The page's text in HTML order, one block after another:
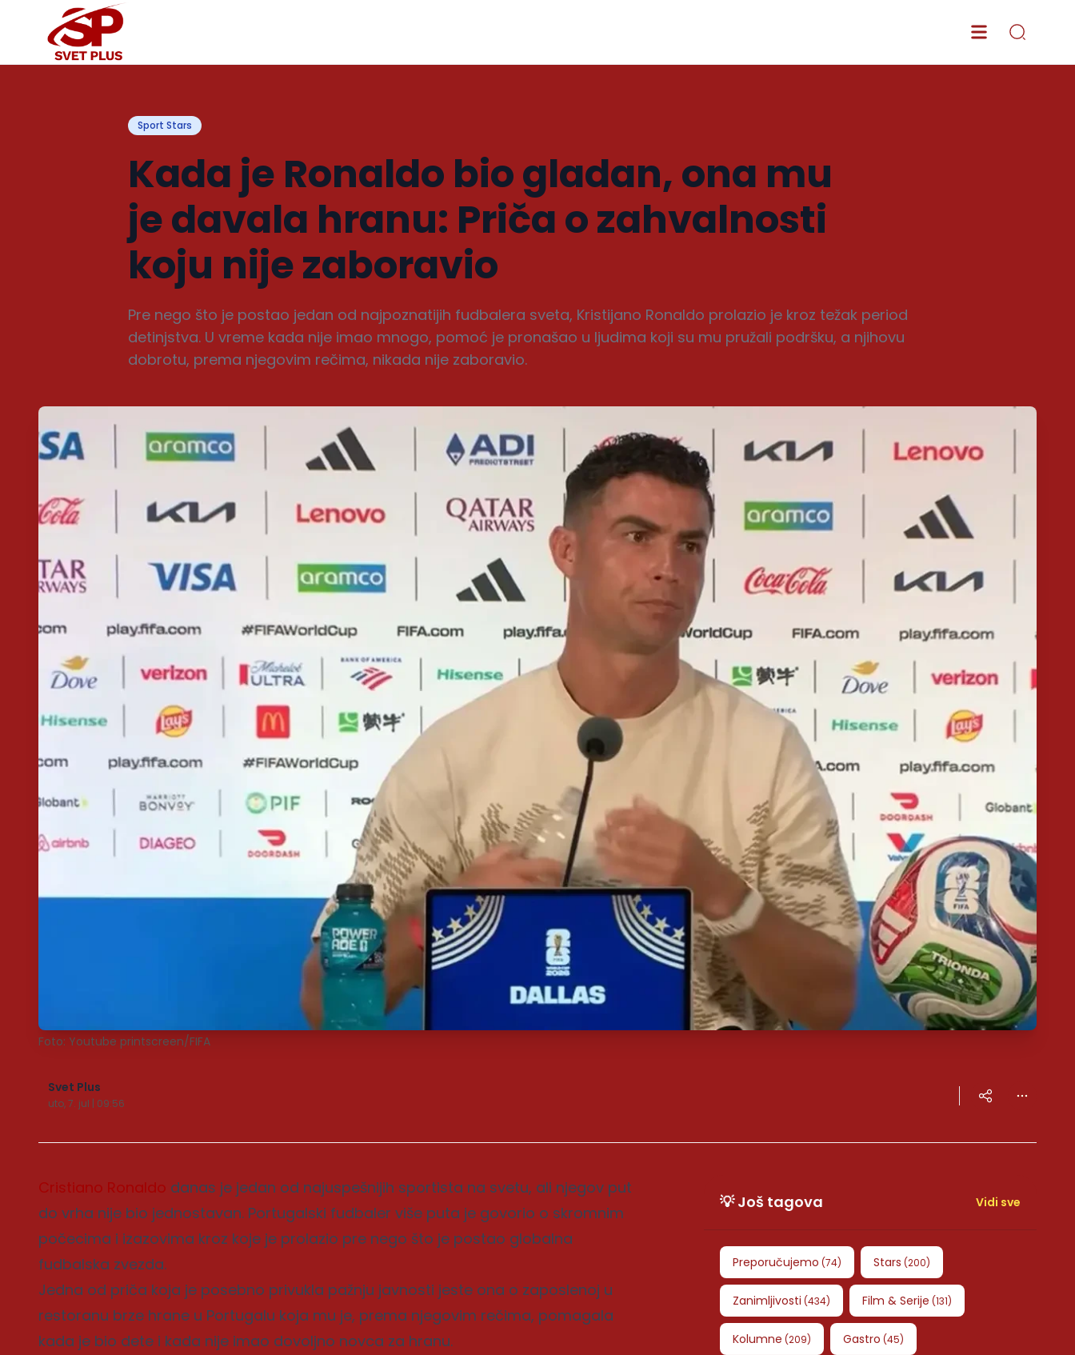
Sport Stars
Kada je Ronaldo bio gladan, ona mu
je davala hranu: Priča o zahvalnosti
koju nije zaboravio
Pre nego što je postao jedan od najpoznatijih fudbalera sveta, Kristijano Ronaldo prolazio je kroz težak period
detinjstva. U vreme kada nije imao mnogo, pomoć je pronašao u ljudima koji su mu pružali podršku, a njihovu
dobrotu, prema njegovim rečima, nikada nije zaboravio.
Foto: Youtube printscreen/FIFA
Svet Plus
uto, 7. jul | 09:56
Cristiano Ronaldo danas je jedan od najuspešnijih sportista na svetu, ali njegov put
do vrha nije bio jednostavan. Portugalski fudbaler više puta je govorio o skromnim
počecima i izazovima kroz koje je prolazio pre nego što je postao globalna
fudbalska zvezda.
Jedna od priča koja je posebno privukla pažnju javnosti jeste ona o zaposlenoj u
restoranu brze hrane u Portugalu koja mu je, prema njegovim rečima, pomagala
kada je bio dete i kada nije imao dovoljno novca za hranu.
💡 Još tagova Vidi sve
Preporučujemo (74) Stars (200)
Zanimljivosti (434) Film & Serije (131)
Kolumne (209) Gastro (45)